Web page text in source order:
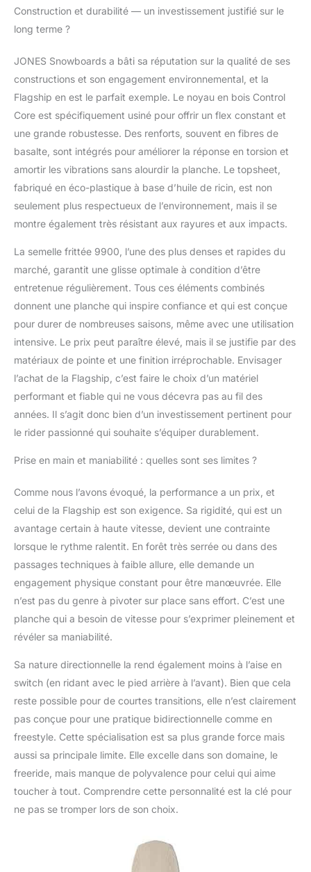
Construction et durabilité — un investissement justifié sur le
long terme ?
JONES Snowboards a bâti sa réputation sur la qualité de ses
constructions et son engagement environnemental, et la
Flagship en est le parfait exemple. Le noyau en bois Control
Core est spécifiquement usiné pour offrir un flex constant et
une grande robustesse. Des renforts, souvent en fibres de
basalte, sont intégrés pour améliorer la réponse en torsion et
amortir les vibrations sans alourdir la planche. Le topsheet,
fabriqué en éco-plastique à base d’huile de ricin, est non
seulement plus respectueux de l’environnement, mais il se
montre également très résistant aux rayures et aux impacts.
La semelle frittée 9900, l’une des plus denses et rapides du
marché, garantit une glisse optimale à condition d’être
entretenue régulièrement. Tous ces éléments combinés
donnent une planche qui inspire confiance et qui est conçue
pour durer de nombreuses saisons, même avec une utilisation
intensive. Le prix peut paraître élevé, mais il se justifie par des
matériaux de pointe et une finition irréprochable. Envisager
l’achat de la Flagship, c’est faire le choix d’un matériel
performant et fiable qui ne vous décevra pas au fil des
années. Il s’agit donc bien d’un investissement pertinent pour
le rider passionné qui souhaite s’équiper durablement.
Prise en main et maniabilité : quelles sont ses limites ?
Comme nous l’avons évoqué, la performance a un prix, et
celui de la Flagship est son exigence. Sa rigidité, qui est un
avantage certain à haute vitesse, devient une contrainte
lorsque le rythme ralentit. En forêt très serrée ou dans des
passages techniques à faible allure, elle demande un
engagement physique constant pour être manœuvrée. Elle
n’est pas du genre à pivoter sur place sans effort. C’est une
planche qui a besoin de vitesse pour s’exprimer pleinement et
révéler sa maniabilité.
Sa nature directionnelle la rend également moins à l’aise en
switch (en ridant avec le pied arrière à l’avant). Bien que cela
reste possible pour de courtes transitions, elle n’est clairement
pas conçue pour une pratique bidirectionnelle comme en
freestyle. Cette spécialisation est sa plus grande force mais
aussi sa principale limite. Elle excelle dans son domaine, le
freeride, mais manque de polyvalence pour celui qui aime
toucher à tout. Comprendre cette personnalité est la clé pour
ne pas se tromper lors de son choix.